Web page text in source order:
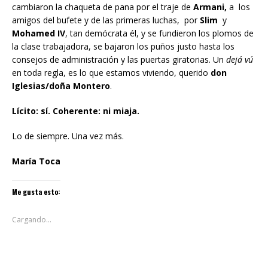
cambiaron la chaqueta de pana por el traje de Armani, a los
amigos del bufete y de las primeras luchas, por Slim y
Mohamed IV, tan demócrata él, y se fundieron los plomos de
la clase trabajadora, se bajaron los puños justo hasta los
consejos de administración y las puertas giratorias. Un dejá vú
en toda regla, es lo que estamos viviendo, querido don
Iglesias/doña Montero.
Lícito: sí. Coherente: ni miaja.
Lo de siempre. Una vez más.
María Toca
Me gusta esto:
Cargando...